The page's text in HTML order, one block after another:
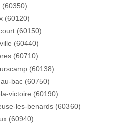
(60350)
(60120)
(60150)
(60440)
(60710)
(60138)
bac (60750)
victoire (60190)
les-benards (60360)
(60940)